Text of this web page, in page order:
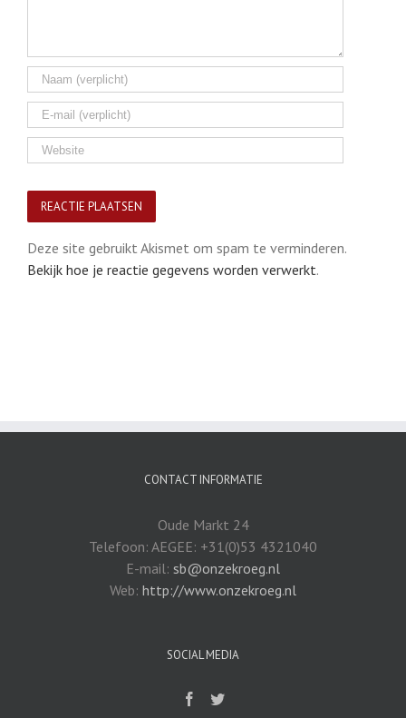
Deze site gebruikt Akismet om spam te verminderen.
Bekijk hoe je reactie gegevens worden verwerkt.
CONTACT INFORMATIE
Oude Markt 24
Telefoon: AEGEE: +31(0)53 4321040
E-mail: sb@onzekroeg.nl
Web: http://www.onzekroeg.nl
SOCIAL MEDIA